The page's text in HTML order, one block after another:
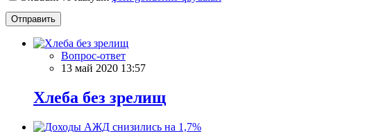
Отправить
Вопрос-ответ
13 май 2020 13:57
Хлеба без зрелищ